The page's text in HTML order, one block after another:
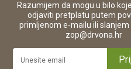
Razumijem da mogu u bilo
odjaviti pretplatu putem
primljenom e-mailu ili slanjem
zop@drvona.hr.